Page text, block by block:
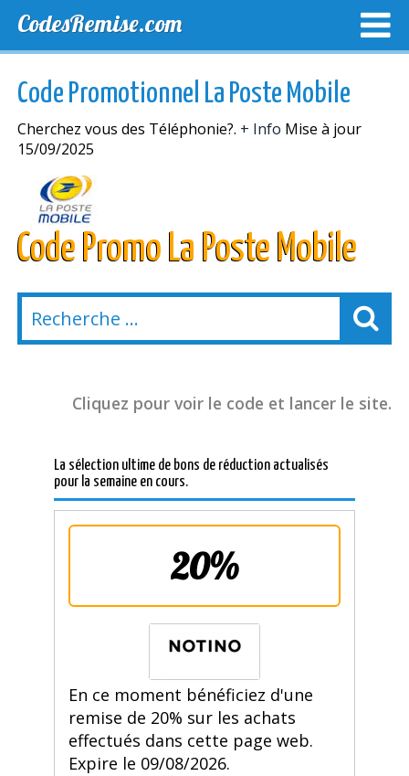
CodesRemise.com
NOUVELLES MAGASINS
Code Promotionnel La Poste Mobile
Cherchez vous des Téléphonie?. + Info Mise à jour
15/09/2025
Code Promo La Poste Mobile
Cliquez pour voir le code et lancer le site.
La sélection ultime de bons de réduction actualisés
pour la semaine en cours.
20%
En ce moment bénéficiez d'une
remise de 20% sur les achats
effectués dans cette page web.
Expire le 09/08/2026.